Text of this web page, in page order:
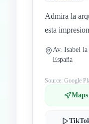
Admira la
esta
Av. Isabel
España
Source: Google
Maps